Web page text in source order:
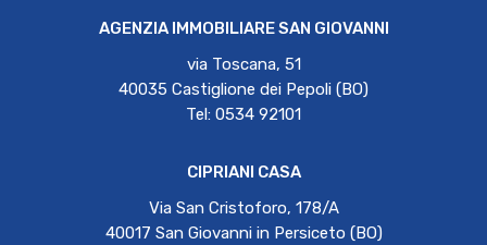
AGENZIA IMMOBILIARE SAN GIOVANNI
via Toscana, 51
40035 Castiglione dei Pepoli (BO)
Tel: 0534 92101
CIPRIANI CASA
Via San Cristoforo, 178/A
40017 San Giovanni in Persiceto (BO)